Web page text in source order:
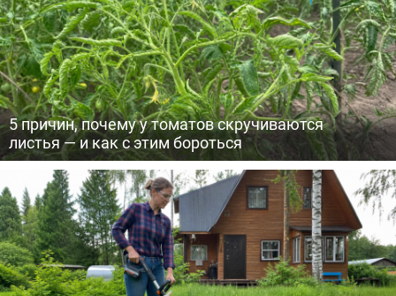
5 причин, почему у томатов скручиваются
листья — и как с этим бороться